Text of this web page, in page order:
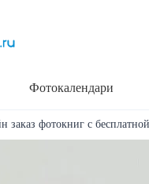
Фотокалендари
заказ фотокниг с